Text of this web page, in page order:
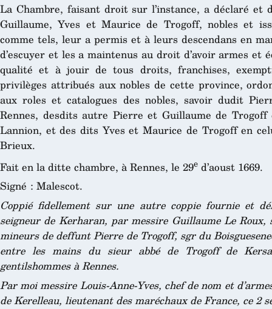
La Chambre, faisant droit sur l’instance, a déclaré
Guillaume, Yves et Maurice de Trogoff, nobles et
comme tels, leur a permis et à leurs descendans en
d’escuyer et les a maintenus au droit d’avoir armes et
qualité et à jouir de tous droits, franchises,
privilèges attribués aux nobles de cette province,
aux roles et catalogues des nobles, savoir dudit
Rennes, desdits autre Pierre et Guillaume de
Lannion, et des dits Yves et Maurice de Trogoff en
Brieux.
Fait en la ditte chambre, à Rennes, le 29e d’aoust 1669.
Signé : Malescot.
Coppié fidellement sur une autre coppie fournie et
seigneur de Kerharan, par messire Guillaume Le
mineurs de deffunt Pierre de Trogoff, sgr du
entre les mains du sieur abbé de Trogoff de
gentilshommes à Rennes.
Par moi messire Louis-Anne-Yves, chef de nom et
de Kerelleau, lieutenant des maréchaux de France, ce 2